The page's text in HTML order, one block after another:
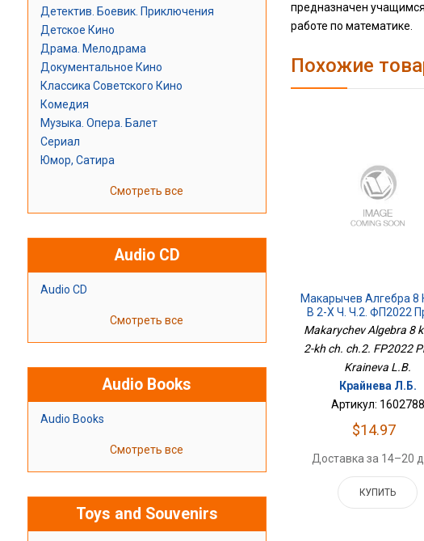
Детектив. Боевик. Приключения
Детское Кино
Драма. Мелодрама
Документальное Кино
Классика Советского Кино
Комедия
Музыка. Опера. Балет
Сериал
Юмор, Сатира
Смотреть все
Audio CD
Audio CD
Смотреть все
Audio Books
Audio Books
Смотреть все
Toys and Souvenirs
предназначен
работе по математике.
Похожие
Макарычев Алгебра 8
В 2-Х Ч. Ч.2. ФП2022
Makarychev Algebra 8
2-kh ch. ch.2. FP2022
Kraineva L.B.
Крайнева Л.Б.
Артикул: 1602788
$14.97
Доставка за 14–20
КУПИТЬ